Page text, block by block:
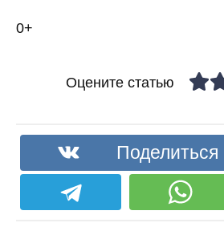
0+
Оцените статью
Поделиться